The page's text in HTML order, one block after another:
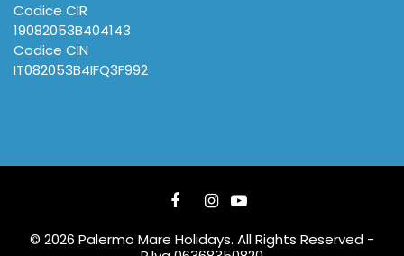
Codice CIR
19082053B404143
Codice CIN
IT082053B4IFQ3F992
© 2026 Palermo Mare Holidays. All Rights Reserved -